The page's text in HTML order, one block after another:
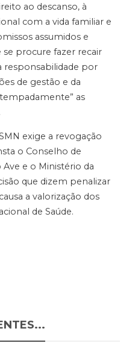
ao descanso, à
com a vida familiar e
assumidos e
se procure fazer recair
responsabilidade por
de gestão e da
as
exige a revogação
o Conselho de
e o Ministério da
que dizem penalizar
a valorização dos
de Saúde.